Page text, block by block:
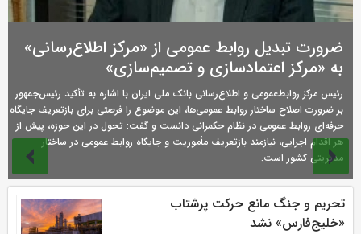
ضرورت تبدیل روابط عمومی از «مرکز اطلاع‌رسانی»
به «مرکز اعتمادسازی و تصمیم‌سازی»
رئیس مرکز روابط‌عمومی و اطلاع‌رسانی بانک ملی ایران با اشاره به تأکید رئیس‌جمهور
بر ضرورت اصلاح ساختار روابط عمومی‌ها، این موضوع را فرصتی برای بازتعریف جایگاه
حرفه‌ای روابط عمومی در نظام حکمرانی دانست و گفت: تحول در این حوزه، پیش از
هر اقدام اجرایی، نیازمند بازتعریف مأموریت و جایگاه روابط عمومی در ساختار
مدیریتی کشور است.
تحریم و جنگ مانع حرکت پرشتاب
«خلیج‌فارس» نشد
صفحه‌ها